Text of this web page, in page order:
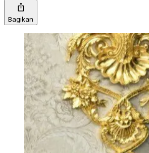
Bagikan